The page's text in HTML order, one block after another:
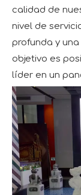
calidad de
nivel de
profunda y
objetivo es
líder en un